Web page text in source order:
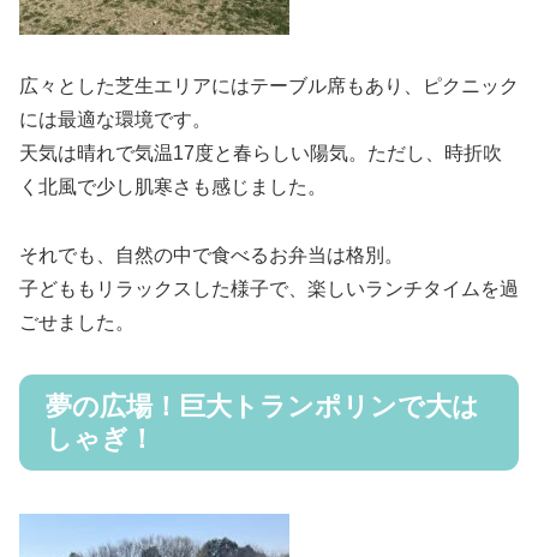
広々とした芝生エリアにはテーブル席もあり、ピクニック
には最適な環境です。
天気は晴れで気温17度と春らしい陽気。ただし、時折吹
く北風で少し肌寒さも感じました。
それでも、自然の中で食べるお弁当は格別。
子どももリラックスした様子で、楽しいランチタイムを過
ごせました。
夢の広場！巨大トランポリンで大は
しゃぎ！